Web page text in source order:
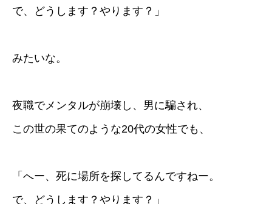
で、どうします？やります？」
みたいな。
夜職でメンタルが崩壊し、男に騙され、
この世の果てのような20代の女性でも、
「へー、死に場所を探してるんですねー。
で、どうします？やります？」